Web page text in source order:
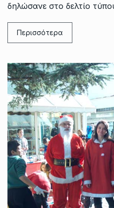
δηλώσανε στο δελτίο
Περισσότερα